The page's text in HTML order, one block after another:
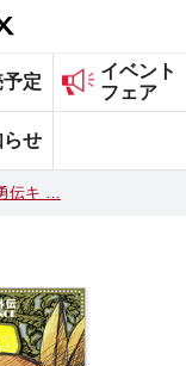
定
イベント
フェア
らせ
伝キ …